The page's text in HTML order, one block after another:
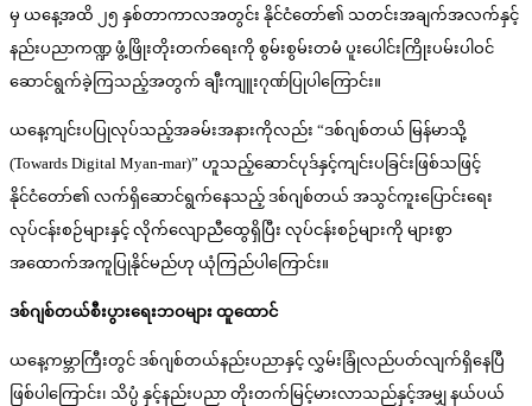
မှ ယနေ့အထိ ၂၅ နှစ်တာကာလအတွင်း နိုင်ငံတော်၏ သတင်းအချက်အလက်နှင့်
နည်းပညာကဏ္ဍ ဖွံ့ဖြိုးတိုးတက်ရေးကို စွမ်းစွမ်းတမံ ပူးပေါင်းကြိုးပမ်းပါဝင်
ဆောင်ရွက်ခဲ့ကြသည့်အတွက် ချီးကျူးဂုဏ်ပြုပါကြောင်း။
ယနေ့ကျင်းပပြုလုပ်သည့်အခမ်းအနားကိုလည်း “ဒစ်ဂျစ်တယ် မြန်မာသို့
(Towards Digital Myan-mar)” ဟူသည့်ဆောင်ပုဒ်နှင့်ကျင်းပခြင်းဖြစ်သဖြင့်
နိုင်ငံတော်၏ လက်ရှိဆောင်ရွက်နေသည့် ဒစ်ဂျစ်တယ် အသွင်ကူးပြောင်းရေး
လုပ်ငန်းစဉ်များနှင့် လိုက်လျောညီထွေရှိပြီး လုပ်ငန်းစဉ်များကို များစွာ
အထောက်အကူပြုနိုင်မည်ဟု ယုံကြည်ပါကြောင်း။
ဒစ်ဂျစ်တယ်စီးပွားရေးဘဝများ ထူထောင်
ယနေ့ကမ္ဘာကြီးတွင် ဒစ်ဂျစ်တယ်နည်းပညာနှင့် လွှမ်းခြုံလည်ပတ်လျက်ရှိနေပြီ
ဖြစ်ပါကြောင်း၊ သိပ္ပံ နှင့်နည်းပညာ တိုးတက်မြင့်မားလာသည်နှင့်အမျှ နယ်ပယ်